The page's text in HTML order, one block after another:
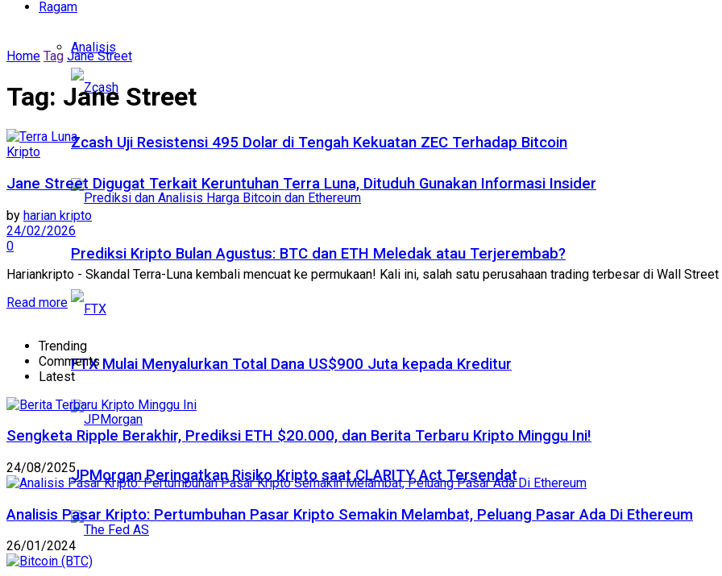
Ragam
Analisis
Zcash Uji Resistensi 495 Dolar di Tengah Kekuatan ZEC Terhadap Bitcoin
Prediksi Kripto Bulan Agustus: BTC dan ETH Meledak atau Terjerembab?
FTX Mulai Menyalurkan Total Dana US$900 Juta kepada Kreditur
JPMorgan Peringatkan Risiko Kripto saat CLARITY Act Tersendat
Home Tag Jane Street
Tag: Jane Street
Kripto
Jane Street Digugat Terkait Keruntuhan Terra Luna, Dituduh Gunakan Informasi Insider
by harian kripto
24/02/2026
0
Hariankripto - Skandal Terra-Luna kembali mencuat ke permukaan! Kali ini, salah satu perusahaan trading terbesar di Wall Street
Read more
Trending
Comments
Latest
Sengketa Ripple Berakhir, Prediksi ETH $20.000, dan Berita Terbaru Kripto Minggu Ini!
24/08/2025
Analisis Pasar Kripto: Pertumbuhan Pasar Kripto Semakin Melambat, Peluang Pasar Ada Di Ethereum
26/01/2024